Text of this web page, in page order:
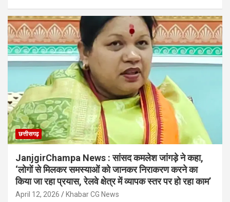
छत्तीसगढ़
JanjgirChampa News : सांसद कमलेश जांगड़े ने कहा,
‘लोगों से मिलकर समस्याओं को जानकर निराकरण करने का
किया जा रहा प्रयास, रेलवे क्षेत्र में व्यापक स्तर पर हो रहा काम’
April 12, 2026 Khabar CG News